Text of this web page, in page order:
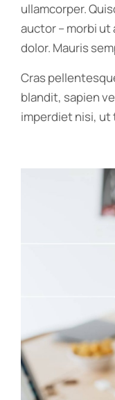
ullamcorper.
auctor – morbi ut
dolor. Mauris
Cras
blandit, sapien
imperdiet nisi,